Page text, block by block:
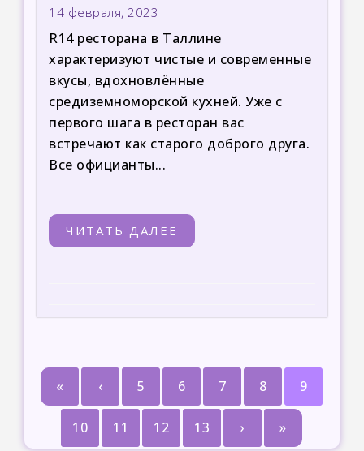
14 февраля, 2023
R14 ресторана в Таллине
характеризуют чистые и современные
вкусы, вдохновлённые
средиземноморской кухней. Уже с
первого шага в ресторан вас
встречают как старого доброго друга.
Все официанты...
ЧИТАТЬ ДАЛЕЕ
« ‹ 5 6 7 8 9
10 11 12 13 › »